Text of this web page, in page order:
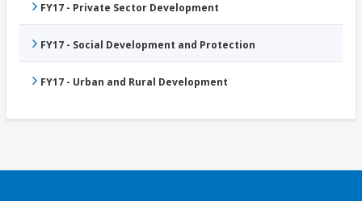
FY17 - Private Sector Development
FY17 - Social Development and Protection
FY17 - Urban and Rural Development